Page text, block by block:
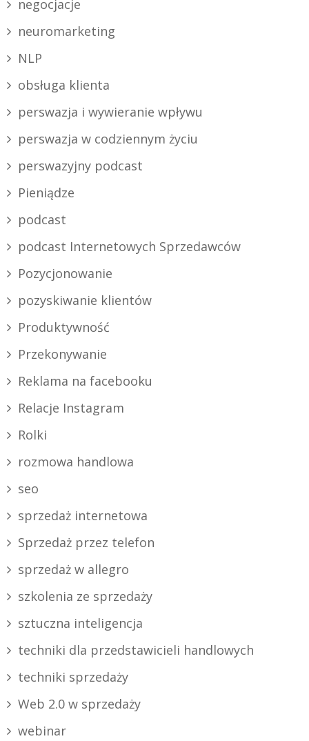
negocjacje
neuromarketing
NLP
obsługa klienta
perswazja i wywieranie wpływu
perswazja w codziennym życiu
perswazyjny podcast
Pieniądze
podcast
podcast Internetowych Sprzedawców
Pozycjonowanie
pozyskiwanie klientów
Produktywność
Przekonywanie
Reklama na facebooku
Relacje Instagram
Rolki
rozmowa handlowa
seo
sprzedaż internetowa
Sprzedaż przez telefon
sprzedaż w allegro
szkolenia ze sprzedaży
sztuczna inteligencja
techniki dla przedstawicieli handlowych
techniki sprzedaży
Web 2.0 w sprzedaży
webinar